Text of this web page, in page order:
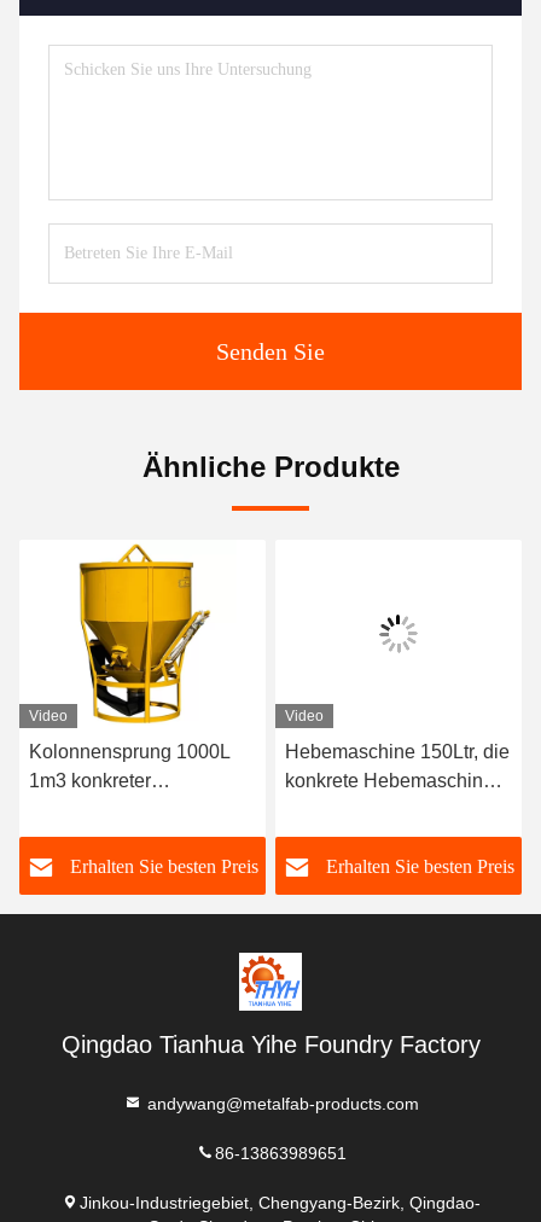
Senden Sie
Ähnliche Produkte
Video
Kolonnensprung 1000L
1m3 konkreter
Gummischlauch
Erhalten Sie besten Preis
Video
Hebemaschine 150Ltr, die
konkrete Hebemaschinen-
spitzt
Erhalten Sie besten Preis
Qingdao Tianhua Yihe Foundry Factory
andywang@metalfab-products.com
86-13863989651
Jinkou-Industriegebiet, Chengyang-Bezirk, Qingdao-